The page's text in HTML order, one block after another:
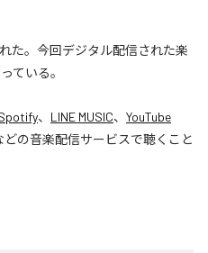
た。今回デジタル配信された楽
ている。
、 LINE MUSIC、 YouTube
どの音楽配信サービスで聴くこと